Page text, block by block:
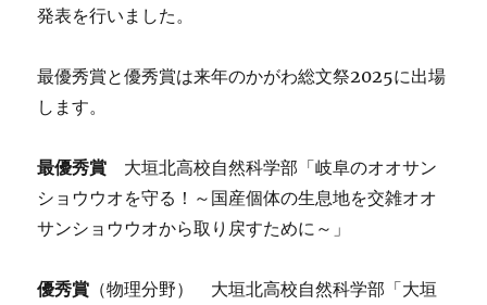
発表を行いました。
最優秀賞と優秀賞は来年のかがわ総文祭2025に出場
します。
最優秀賞 大垣北高校自然科学部「岐阜のオオサン
ショウウオを守る！～国産個体の生息地を交雑オオ
サンショウウオから取り戻すために～」
優秀賞 （物理分野） 大垣北高校自然科学部「大垣